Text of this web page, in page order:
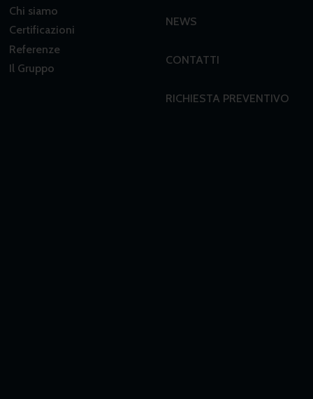
Chi siamo
Certificazioni
Referenze
Il Gruppo
NEWS
CONTATTI
RICHIESTA PREVENTIVO